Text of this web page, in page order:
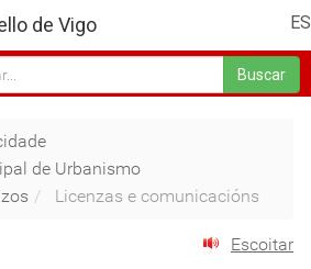
ES
de Vigo
Buscar
de Urbanismo
Licenzas e comunicacións
Escoitar